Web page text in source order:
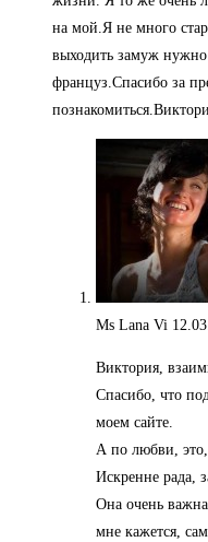
на мой.Я не много
выходить замуж
француз.Спасибо за
Ms Lana Vi
Виктория,
Спасибо, что
моем сайте.
А по любви, это,
Искренне рада,
Она очень
мне кажется,